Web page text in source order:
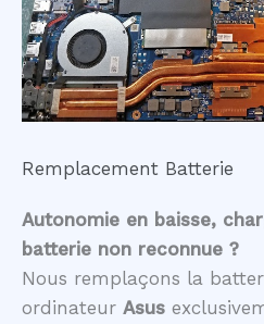
Remplacement Batterie
Autonomie en baisse,
batterie non reconnue ?
Nous remplaçons la
ordinateur Asus